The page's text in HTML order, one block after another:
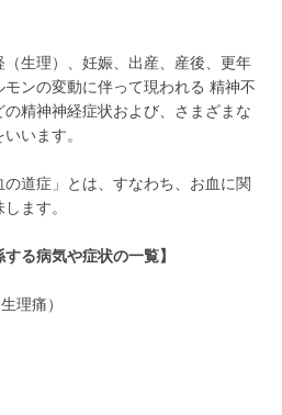
（生理）、妊娠、出産、産後、更年
ンの変動に伴って現われる 精神不
精神神経症状および、さまざまな
います。
の道症」とは、すなわち、お血に関
ます。
する病気や症状の一覧】
理痛）